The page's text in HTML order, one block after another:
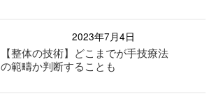
2023年7月4日
【整体の技術】どこまでが手技療法
の範疇か判断することも